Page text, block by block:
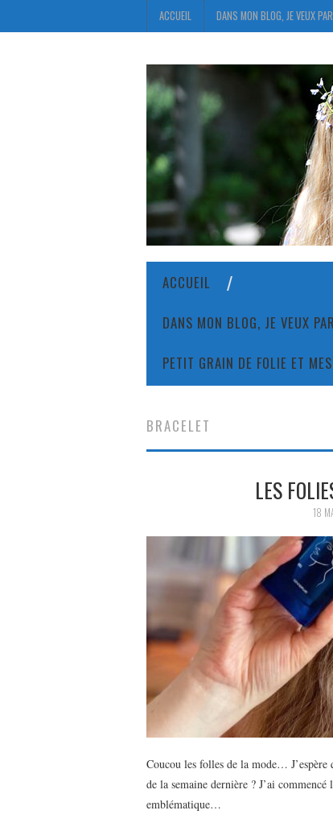
ACCUEIL DANS MON BLOG, JE VEUX
ACCUEIL
DANS MON BLOG, JE VEUX
PETIT GRAIN DE FOLIE ET
BRACELET
LES
18
Coucou les folles de la mode…
de la semaine dernière ? J’ai
emblématique…